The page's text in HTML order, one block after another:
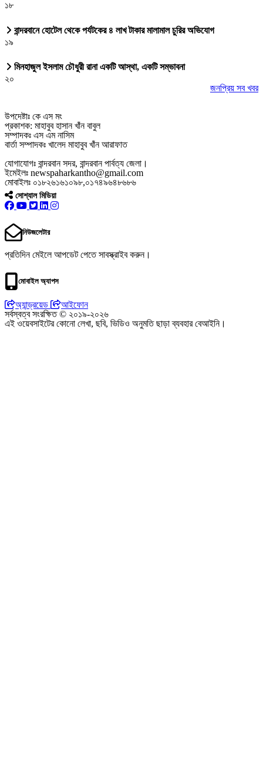
১৮
বান্দরবানে হোটেল থেকে পর্যটকের ৪ লাখ টাকার মালামাল চুরির অভিযোগ
১৯
মিনহাজুল ইসলাম চৌধুরী রানা একটি আস্থা, একটি সম্ভাবনা
২০
জনপ্রিয় সব খবর
উপদেষ্টাঃ কে এস মং
প্রকাশক: মাহাবুব হাসান খাঁন বাবুল
সম্পাদকঃ এস এম নাসিম
বার্তা সম্পাদকঃ খালেদ মাহাবুব খাঁন আরাফাত
যোগাযোগঃ বান্দরবান সদর, বান্দরবান পার্বত্য জেলা।
ইমেইলঃ newspaharkantho@gmail.com
মোবাইলঃ ০১৮২৬১৬১০৯৮,০১৭৪৯৬৪৮৬৮৬
সোশ্যাল মিডিয়া
নিউজলেটার
প্রতিদিন মেইলে আপডেট পেতে সাবস্ক্রাইব করুন।
মোবাইল অ্যাপস
অ্যান্ড্রয়েড
আইফোন
সর্বস্বত্ব সংরক্ষিত © ২০১৯-২০২৬
এই ওয়েবসাইটের কোনো লেখা, ছবি, ভিডিও অনুমতি ছাড়া ব্যবহার বেআইনি।